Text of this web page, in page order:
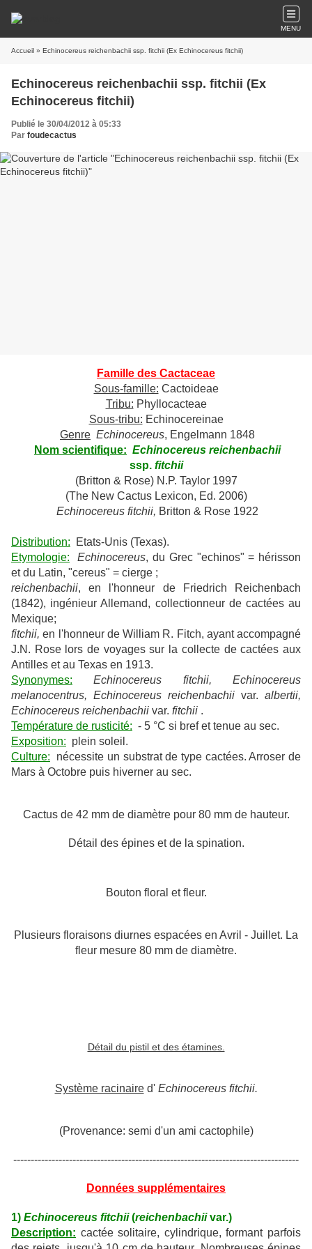
MENU
Accueil » Echinocereus reichenbachii ssp. fitchii (Ex Echinocereus fitchii)
Echinocereus reichenbachii ssp. fitchii (Ex
Echinocereus fitchii)
Publié le 30/04/2012 à 05:33
Par foudecactus
Famille des Cactaceae
Sous-famille: Cactoideae
Tribu: Phyllocacteae
Sous-tribu: Echinocereinae
Genre Echinocereus, Engelmann 1848
Nom scientifique: Echinocereus reichenbachii
ssp. fitchii
(Britton & Rose) N.P. Taylor 1997
(The New Cactus Lexicon, Ed. 2006)
Echinocereus fitchii, Britton & Rose 1922
Distribution:
Etats-Unis (Texas).
Etymologie:
Echinocereus, du Grec "echinos" = hérisson
et du Latin, "cereus" = cierge ;
reichenbachii, en l'honneur de Friedrich Reichenbach
(1842), ingénieur Allemand, collectionneur de cactées au
Mexique;
fitchii, en l'honneur de William R. Fitch, ayant accompagné
J.N. Rose lors de voyages sur la collecte de cactées aux
Antilles et au Texas en 1913.
Synonymes:
Echinocereus fitchii,Echinocereus
melanocentrus, Echinocereus reichenbachii var. albertii,
Echinocereus reichenbachii var. fitchii .
Température de rusticité: - 5 °C si bref et tenue au sec.
Exposition: plein soleil.
Culture: nécessite un substrat de type cactées. Arroser de
Mars à Octobre puis hiverner au sec.
Cactus de 42 mm de diamètre pour 80 mm de hauteur.
Détail des épines et de la spination.
Bouton floral et fleur.
Plusieurs floraisons diurnes espacées en Avril - Juillet. La
fleur mesure 80 mm de diamètre.
Détail du pistil et des étamines.
Système racinaired' Echinocereus fitchii.
(Provenance: semi d'un ami cactophile)
----------------------------------------------------------------------------------
Données supplémentaires
1) Echinocereus fitchii(reichenbachiivar.)
Description: cactée solitaire, cylindrique, formant parfois